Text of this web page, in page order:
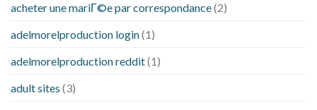
acheter une mariГ©e par correspondance(2)
adelmorelproduction login(1)
adelmorelproduction reddit(1)
adult sites (3)